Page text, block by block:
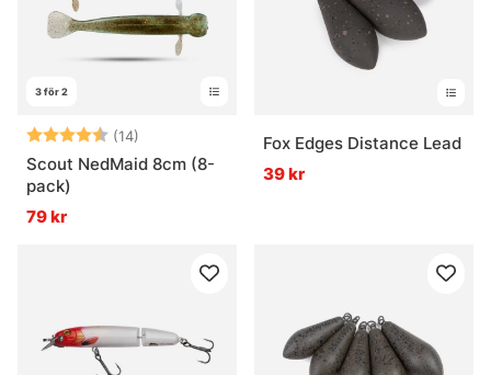
3 för 2
Betyg: (14)
4.1 utav 5 stjärnor
Scout NedMaid 8cm (8-
pack)
79 kr
Fox Edges Distance Lead
39 kr